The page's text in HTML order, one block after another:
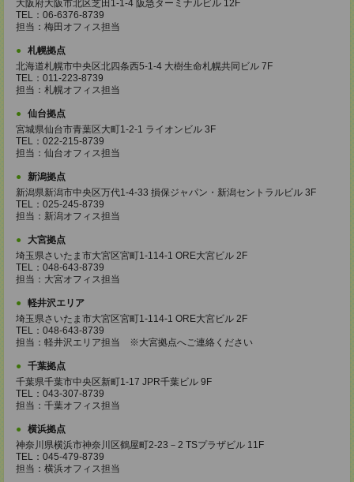
大阪府大阪市北区芝田1-1-4 阪急ターミナルビル 12F
TEL：06-6376-8739
担当：梅田オフィス担当
札幌拠点
北海道札幌市中央区北四条西5-1-4 大樹生命札幌共同ビル 7F
TEL：011-223-8739
担当：札幌オフィス担当
仙台拠点
宮城県仙台市青葉区大町1-2-1 ライオンビル 3F
TEL：022-215-8739
担当：仙台オフィス担当
新潟拠点
新潟県新潟市中央区万代1-4-33 損保ジャパン・新潟セントラルビル 3F
TEL：025-245-8739
担当：新潟オフィス担当
大宮拠点
埼玉県さいたま市大宮区宮町1-114-1 ORE大宮ビル 2F
TEL：048-643-8739
担当：大宮オフィス担当
軽井沢エリア
埼玉県さいたま市大宮区宮町1-114-1 ORE大宮ビル 2F
TEL：048-643-8739
担当：軽井沢エリア担当 ※大宮拠点へご連絡ください
千葉拠点
千葉県千葉市中央区新町1-17 JPR千葉ビル 9F
TEL：043-307-8739
担当：千葉オフィス担当
横浜拠点
神奈川県横浜市神奈川区鶴屋町2-23－2 TSプラザビル 11F
TEL：045-479-8739
担当：横浜オフィス担当